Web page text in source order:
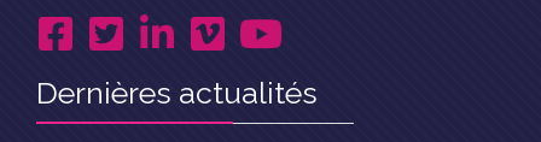
Dernières actualités